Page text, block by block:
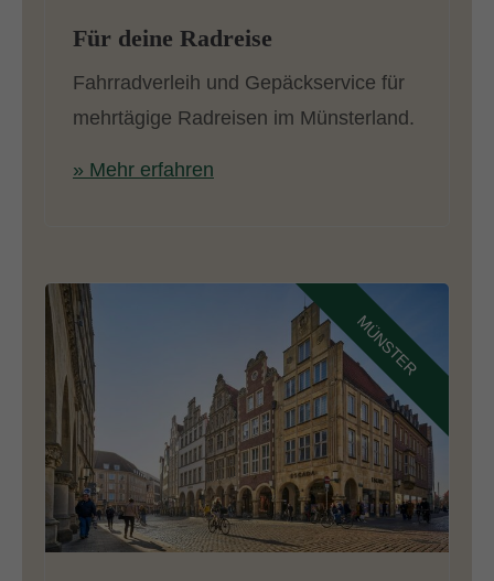
Für deine Radreise
Fahrradverleih und Gepäckservice für
mehrtägige Radreisen im Münsterland.
» Mehr erfahren
MÜNSTER